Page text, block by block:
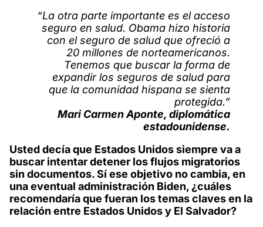
“La otra parte importante es el acceso
seguro en salud. Obama hizo historia
con el seguro de salud que ofreció a
20 millones de norteamericanos.
Tenemos que buscar la forma de
expandir los seguros de salud para
que la comunidad hispana se sienta
protegida.”
Mari Carmen Aponte, diplomática
estadounidense.
Usted decía que Estados Unidos siempre va a
buscar intentar detener los flujos migratorios
sin documentos. Sí ese objetivo no cambia, en
una eventual administración Biden, ¿cuáles
recomendaría que fueran los temas claves en la
relación entre Estados Unidos y El Salvador?